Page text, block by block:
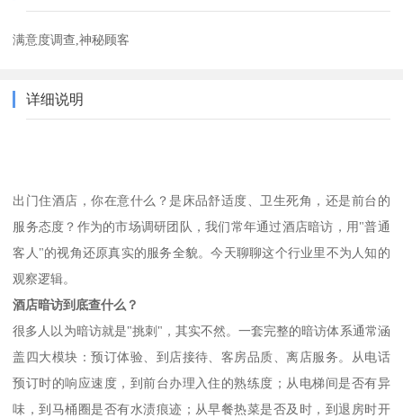
满意度调查,神秘顾客
详细说明
出门住酒店，你在意什么？是床品舒适度、卫生死角，还是前台的
服务态度？作为的市场调研团队，我们常年通过酒店暗访，用"普通
客人"的视角还原真实的服务全貌。今天聊聊这个行业里不为人知的
观察逻辑。
酒店暗访到底查什么？
很多人以为暗访就是"挑刺"，其实不然。一套完整的暗访体系通常涵
盖四大模块：预订体验、到店接待、客房品质、离店服务。从电话
预订时的响应速度，到前台办理入住的熟练度；从电梯间是否有异
味，到马桶圈是否有水渍痕迹；从早餐热菜是否及时，到退房时开